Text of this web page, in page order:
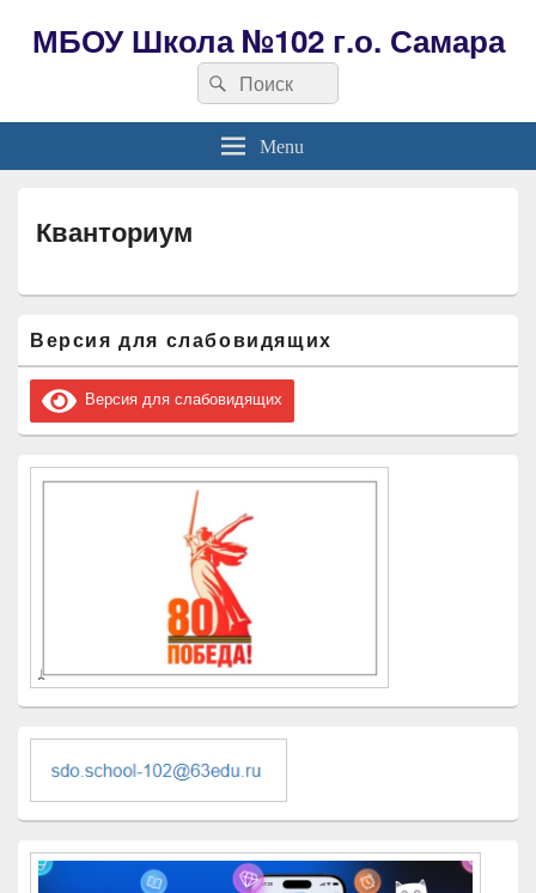
МБОУ Школа №102 г.о. Самара
Search
for:
Search
Menu
Кванториум
основной
боковой
панели
Версия для слабовидящих
Версия для слабовидящих